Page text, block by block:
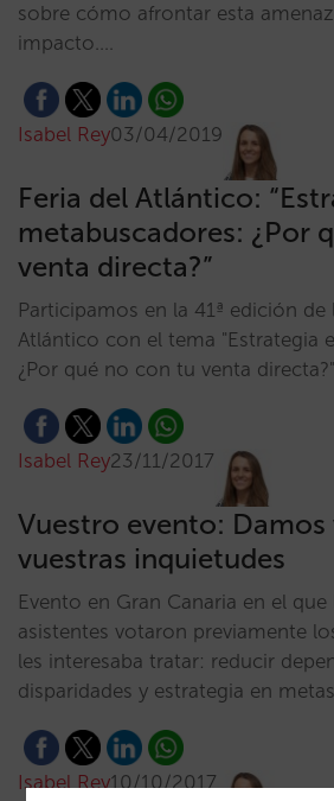
sobre cómo afrontar esta
impacto.…
Isabel Rey03/04/2019
Feria del Atlántico:
metabuscadores: ¿Por
venta directa?”
Participamos en la 41ª edición de
Atlántico con el tema "Estrategia
¿Por qué no con tu venta
Isabel Rey23/11/2017
Vuestro evento: Damos
vuestras inquietudes
Evento en Gran Canaria en el
asistentes votaron previamente
les interesaba tratar: reducir
disparidades y estrategia en
Isabel Rey10/10/2017